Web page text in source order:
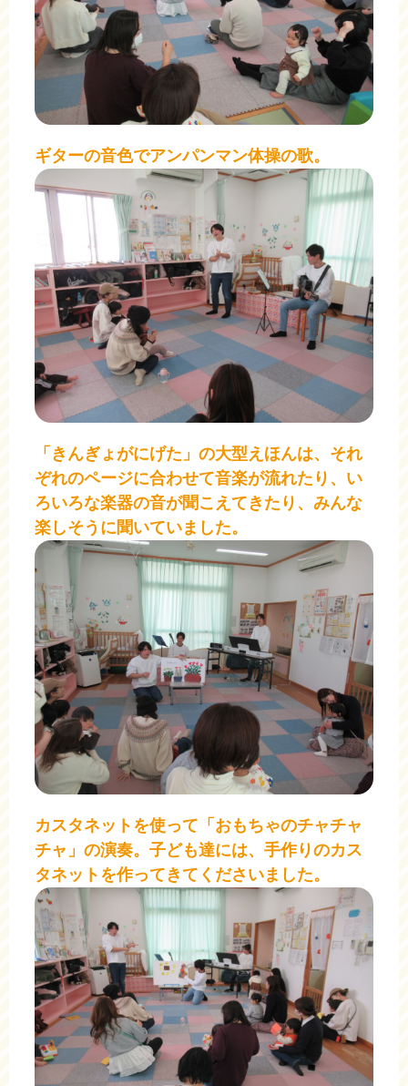
ギターの音色でアンパンマン体操の歌。
「きんぎょがにげた」の大型えほんは、それ
ぞれのページに合わせて音楽が流れたり、い
ろいろな楽器の音が聞こえてきたり、みんな
楽しそうに聞いていました。
カスタネットを使って「おもちゃのチャチャ
チャ」の演奏。子ども達には、手作りのカス
タネットを作ってきてくださいました。